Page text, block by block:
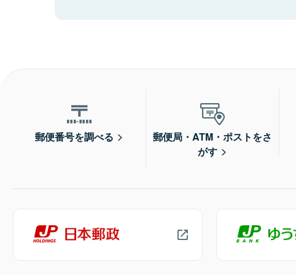
郵便番号を調べる
郵便局・ATM・ポストをさ
がす